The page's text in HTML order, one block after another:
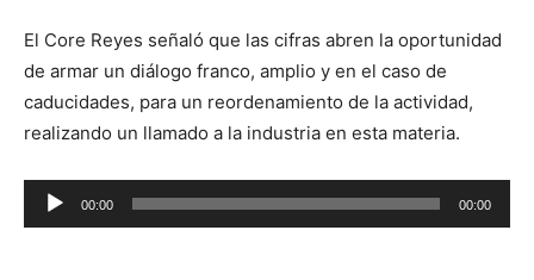
El Core Reyes señaló que las cifras abren la oportunidad
de armar un diálogo franco, amplio y en el caso de
caducidades, para un reordenamiento de la actividad,
realizando un llamado a la industria en esta materia.
Reproductor
de
00:00 00:00